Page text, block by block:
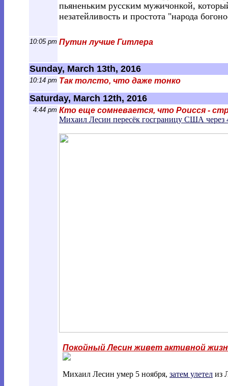
пьяненьким русским мужичонкой,
незатейливость и простота "народа
10:05 pm Путин лучше Гитлера
Sunday, March 13th, 2016
10:14 pm Так толсто, что даже тонко
Saturday, March 12th, 2016
4:44 pm Кто еще сомневается, что Роисся -
Михаил Лесин пересёк госграницу США через
Покойный Лесин живет активной
Михаил Лесин умер 5 ноября, затем улетел из